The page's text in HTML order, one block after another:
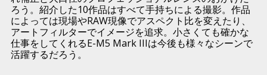
ろう。紹介した10作品はすべて手持ちによる撮影。作品
によっては現場やRAW現像でアスペクト比を変えたり、
アートフィルターでイメージを追求。小さくても確かな
仕事をしてくれるE-M5 Mark IIIは今後も様々なシーンで
活躍するだろう。